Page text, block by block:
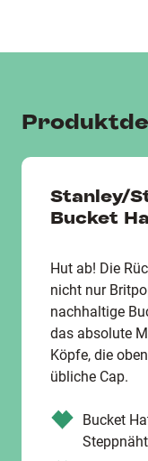
Stanley/
Bucket
Hut ab! Die
nicht nur
nachhaltige
das absolute
Köpfe, die
übliche Cap.
Bucket